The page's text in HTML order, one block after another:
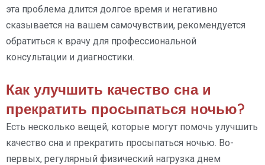
эта проблема длится долгое время и негативно
сказывается на вашем самочувствии, рекомендуется
обратиться к врачу для профессиональной
консультации и диагностики.
Как улучшить качество сна и
прекратить просыпаться ночью?
Есть несколько вещей, которые могут помочь улучшить
качество сна и прекратить просыпаться ночью. Во-
первых, регулярный физический нагрузка днем